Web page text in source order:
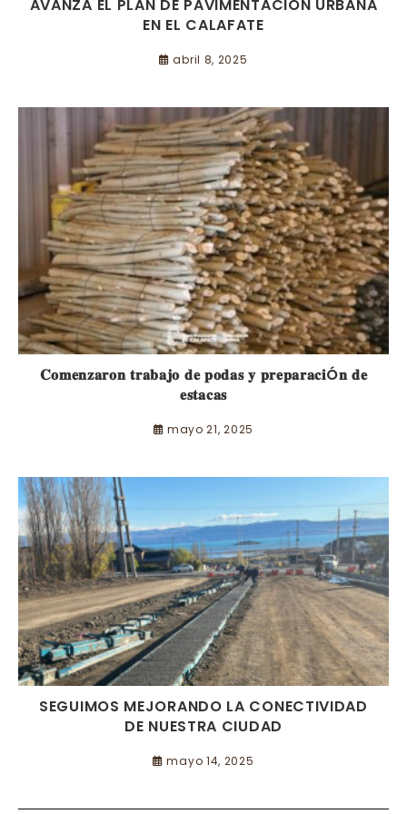
AVANZA EL PLAN DE PAVIMENTACIÓN URBANA
EN EL CALAFATE
abril 8, 2025
𝐂𝐨𝐦𝐞𝐧𝐳𝐚𝐫𝐨𝐧 𝐭𝐫𝐚𝐛𝐚𝐣𝐨 𝐝𝐞 𝐩𝐨𝐝𝐚𝐬 𝐲 𝐩𝐫𝐞𝐩𝐚𝐫𝐚𝐜𝐢Ó𝐧 𝐝𝐞
𝐞𝐬𝐭𝐚𝐜𝐚𝐬
mayo 21, 2025
SEGUIMOS MEJORANDO LA CONECTIVIDAD
DE NUESTRA CIUDAD
mayo 14, 2025